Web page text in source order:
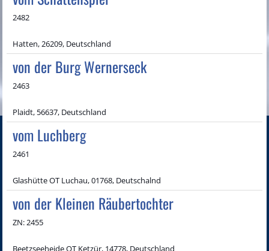
2482
Hatten, 26209, Deutschland
von der Burg Wernerseck
2463
Plaidt, 56637, Deutschland
vom Luchberg
2461
Glashütte OT Luchau, 01768, Deutschalnd
von der Kleinen Räubertochter
ZN: 2455
Beetzseeheide OT Ketzür, 14778, Deutschland